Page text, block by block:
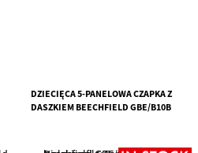
DZIECIĘCA 5-PANELOWA CZAPKA Z
DASZKIEM BEECHFIELD GBE/B10B